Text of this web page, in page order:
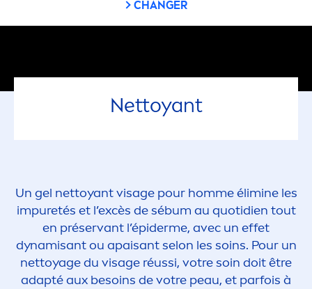
CHANGER
Nettoyant
Un gel nettoyant visage pour homme élimine les
impuretés et l’excès de sébum au quotidien tout
en préservant l’épiderme, avec un effet
dynamisant ou apaisant selon les soins. Pour un
nettoyage du visage réussi, votre soin doit être
adapté aux besoins de votre peau, et parfois à